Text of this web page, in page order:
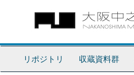
リポジトリ 収蔵資料群